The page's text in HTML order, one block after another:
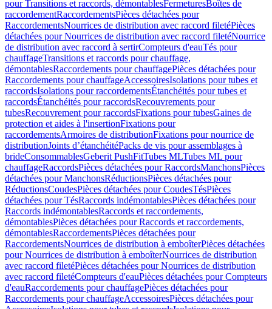
pour Transitions et raccords, démontablesFermeturesBoîtes de
raccordementRaccordementsPièces détachées pour
RaccordementsNourrices de distribution avec raccord filetéPièces
détachées pour Nourrices de distribution avec raccord filetéNourrice
de distribution avec raccord à sertirCompteurs d'eauTés pour
chauffageTransitions et raccords pour chauffage,
démontablesRaccordements pour chauffagePièces détachées pour
Raccordements pour chauffageAccessoiresIsolations pour tubes et
raccordsIsolations pour raccordementsÉtanchéités pour tubes et
raccordsÉtanchéités pour raccordsRecouvrements pour
tubesRecouvrement pour raccordsFixations pour tubesGaines de
protection et aides à l'insertionFixations pour
raccordementsArmoires de distributionFixations pour nourrice de
distributionJoints d’étanchéitéPacks de vis pour assemblages à
brideConsommablesGeberit PushFitTubes MLTubes ML pour
chauffageRaccordsPièces détachées pour RaccordsManchonsPièces
détachées pour ManchonsRéductionsPièces détachées pour
RéductionsCoudesPièces détachées pour CoudesTésPièces
détachées pour TésRaccords indémontablesPièces détachées pour
Raccords indémontablesRaccords et raccordements,
démontablesPièces détachées pour Raccords et raccordements,
démontablesRaccordementsPièces détachées pour
RaccordementsNourrices de distribution à emboîterPièces détachées
pour Nourrices de distribution à emboîterNourrices de distribution
avec raccord filetéPièces détachées pour Nourrices de distribution
avec raccord filetéCompteurs d'eauPièces détachées pour Compteurs
d'eauRaccordements pour chauffagePièces détachées pour
Raccordements pour chauffageAccessoiresPièces détachées pour